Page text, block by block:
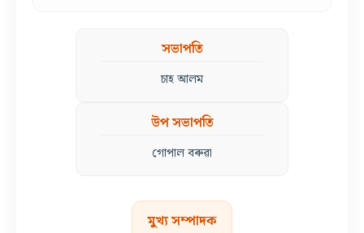
সভাপতি
চাহ আলম
উপ সভাপতি
গোপাল বৰুৱা
মুখ্য সম্পাদক